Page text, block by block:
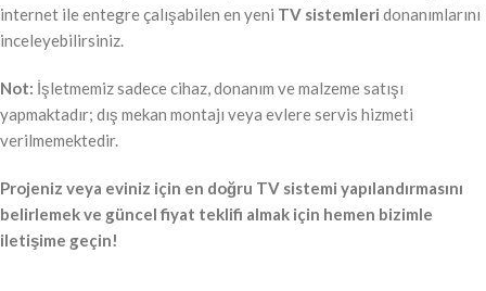
internet ile entegre çalışabilen en yeni TV sistemleri donanımlarını
inceleyebilirsiniz.
Not: İşletmemiz sadece cihaz, donanım ve malzeme satışı
yapmaktadır; dış mekan montajı veya evlere servis hizmeti
verilmemektedir.
Projeniz veya eviniz için en doğru TV sistemi yapılandırmasını
belirlemek ve güncel fiyat teklifi almak için hemen bizimle
iletişime geçin!